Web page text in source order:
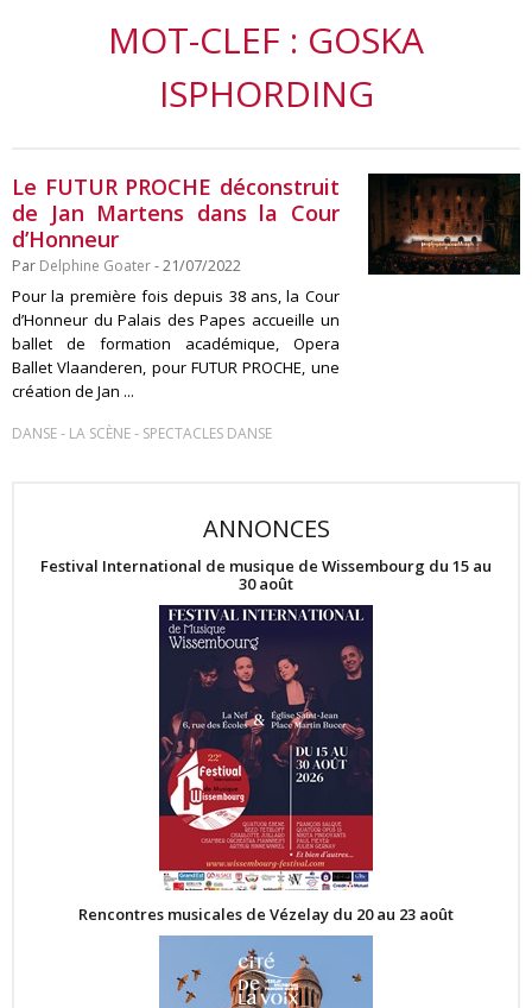
MOT-CLEF : GOSKA
ISPHORDING
Le FUTUR PROCHE déconstruit
de Jan Martens dans la Cour
d’Honneur
Par Delphine Goater- 21/07/2022
Pour la première fois depuis 38 ans, la Cour
d’Honneur du Palais des Papes accueille un
ballet de formation académique, Opera
Ballet Vlaanderen, pour FUTUR PROCHE, une
création de Jan ...
DANSE- LA SCÈNE- SPECTACLES DANSE
ANNONCES
Festival International de musique de Wissembourg du 15 au
30 août
Rencontres musicales de Vézelay du 20 au 23 août